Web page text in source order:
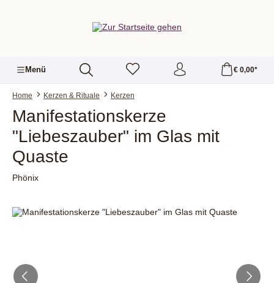
Menü € 0,00*
Home Kerzen & Rituale Kerzen
Manifestationskerze
"Liebeszauber" im Glas mit
Quaste
Phönix
Bildergalerie überspringen